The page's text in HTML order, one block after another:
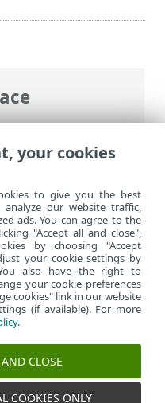
ESET Endpoint
> Řešení
your cookies
to give you the best
analyze our website traffic,
ads. You can agree to the
"Accept all and close",
by choosing "Accept
your cookie settings by
also have the right to
your cookie preferences
cookies" link in our website
(if available). For more
.
CLOSE
COOKIES ONLY